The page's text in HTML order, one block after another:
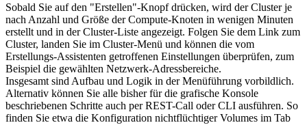
Sobald Sie auf den "Erstellen"-Knopf drücken, wird der Cluster je
nach Anzahl und Größe der Compute-Knoten in wenigen Minuten
erstellt und in der Cluster-Liste angezeigt. Folgen Sie dem Link zum
Cluster, landen Sie im Cluster-Menü und können die vom
Erstellungs-Assistenten getroffenen Einstellungen überprüfen, zum
Beispiel die gewählten Netzwerk-Adressbereiche.
Insgesamt sind Aufbau und Logik in der Menüführung vorbildlich.
Alternativ können Sie alle bisher für die grafische Konsole
beschriebenen Schritte auch per REST-Call oder CLI ausführen. So
finden Sie etwa die Konfiguration nichtflüchtiger Volumes im Tab